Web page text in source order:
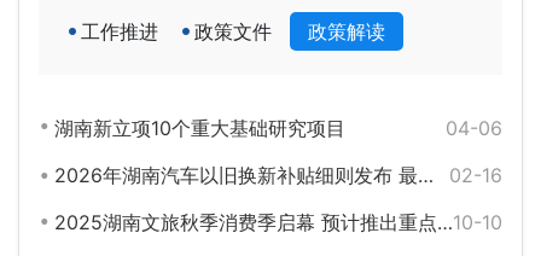
工作推进 政策文件 政策解读
04-06
湖南新立项10个重大基础研究项目
02-16
2026年湖南汽车以旧换新补贴细则发布 最高补贴2万元
10-10
2025湖南文旅秋季消费季启幕 预计推出重点活动3000余场，发放消费券超亿元，带动文旅消费超100亿元